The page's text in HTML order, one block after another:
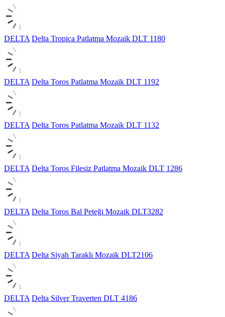
DELTA Delta Tropica Patlatma Mozaik DLT 1180
DELTA Delta Toros Patlatma Mozaik DLT 1192
DELTA Delta Toros Patlatma Mozaik DLT 1132
DELTA Delta Toros Filesiz Patlatma Mozaik DLT 1286
DELTA Delta Toros Bal Peteği Mozaik DLT3282
DELTA Delta Siyah Taraklı Mozaik DLT2106
DELTA Delta Silver Traverten DLT 4186